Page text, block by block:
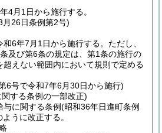
4月1日から施行する。
月26日条例第2号)
和6年7月1日から施行する。 ただし、
及び第6条の規定は、第1条の施行の
超えない範囲内において規則で定める
6号で令和7年6月30日から施行)
する条例の一部改正)
与に関する条例(昭和36年日進町条例
うに改正する。